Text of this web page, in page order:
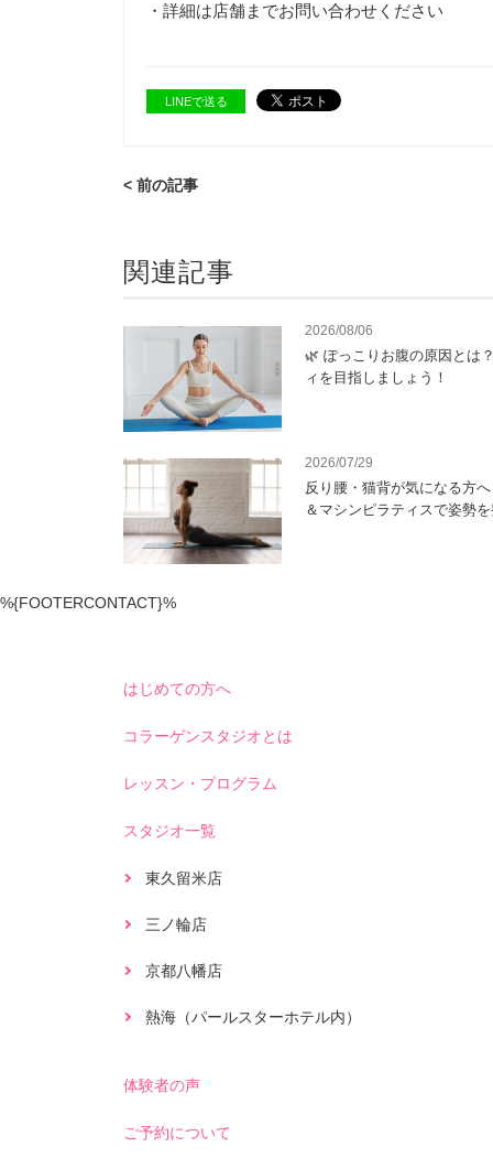
・詳細は店舗までお問い合わせください
LINEで送る
< 前の記事
関連記事
2026/08/06
🌿 ぽっこりお腹の原因とは
ィを目指しましょう！
2026/07/29
反り腰・猫背が気になる方
＆マシンピラティスで姿勢を
%{FOOTERCONTACT}%
はじめての方へ
コラーゲンスタジオとは
レッスン・プログラム
スタジオ一覧
東久留米店
三ノ輪店
京都八幡店
熱海（パールスターホテル内）
体験者の声
ご予約について